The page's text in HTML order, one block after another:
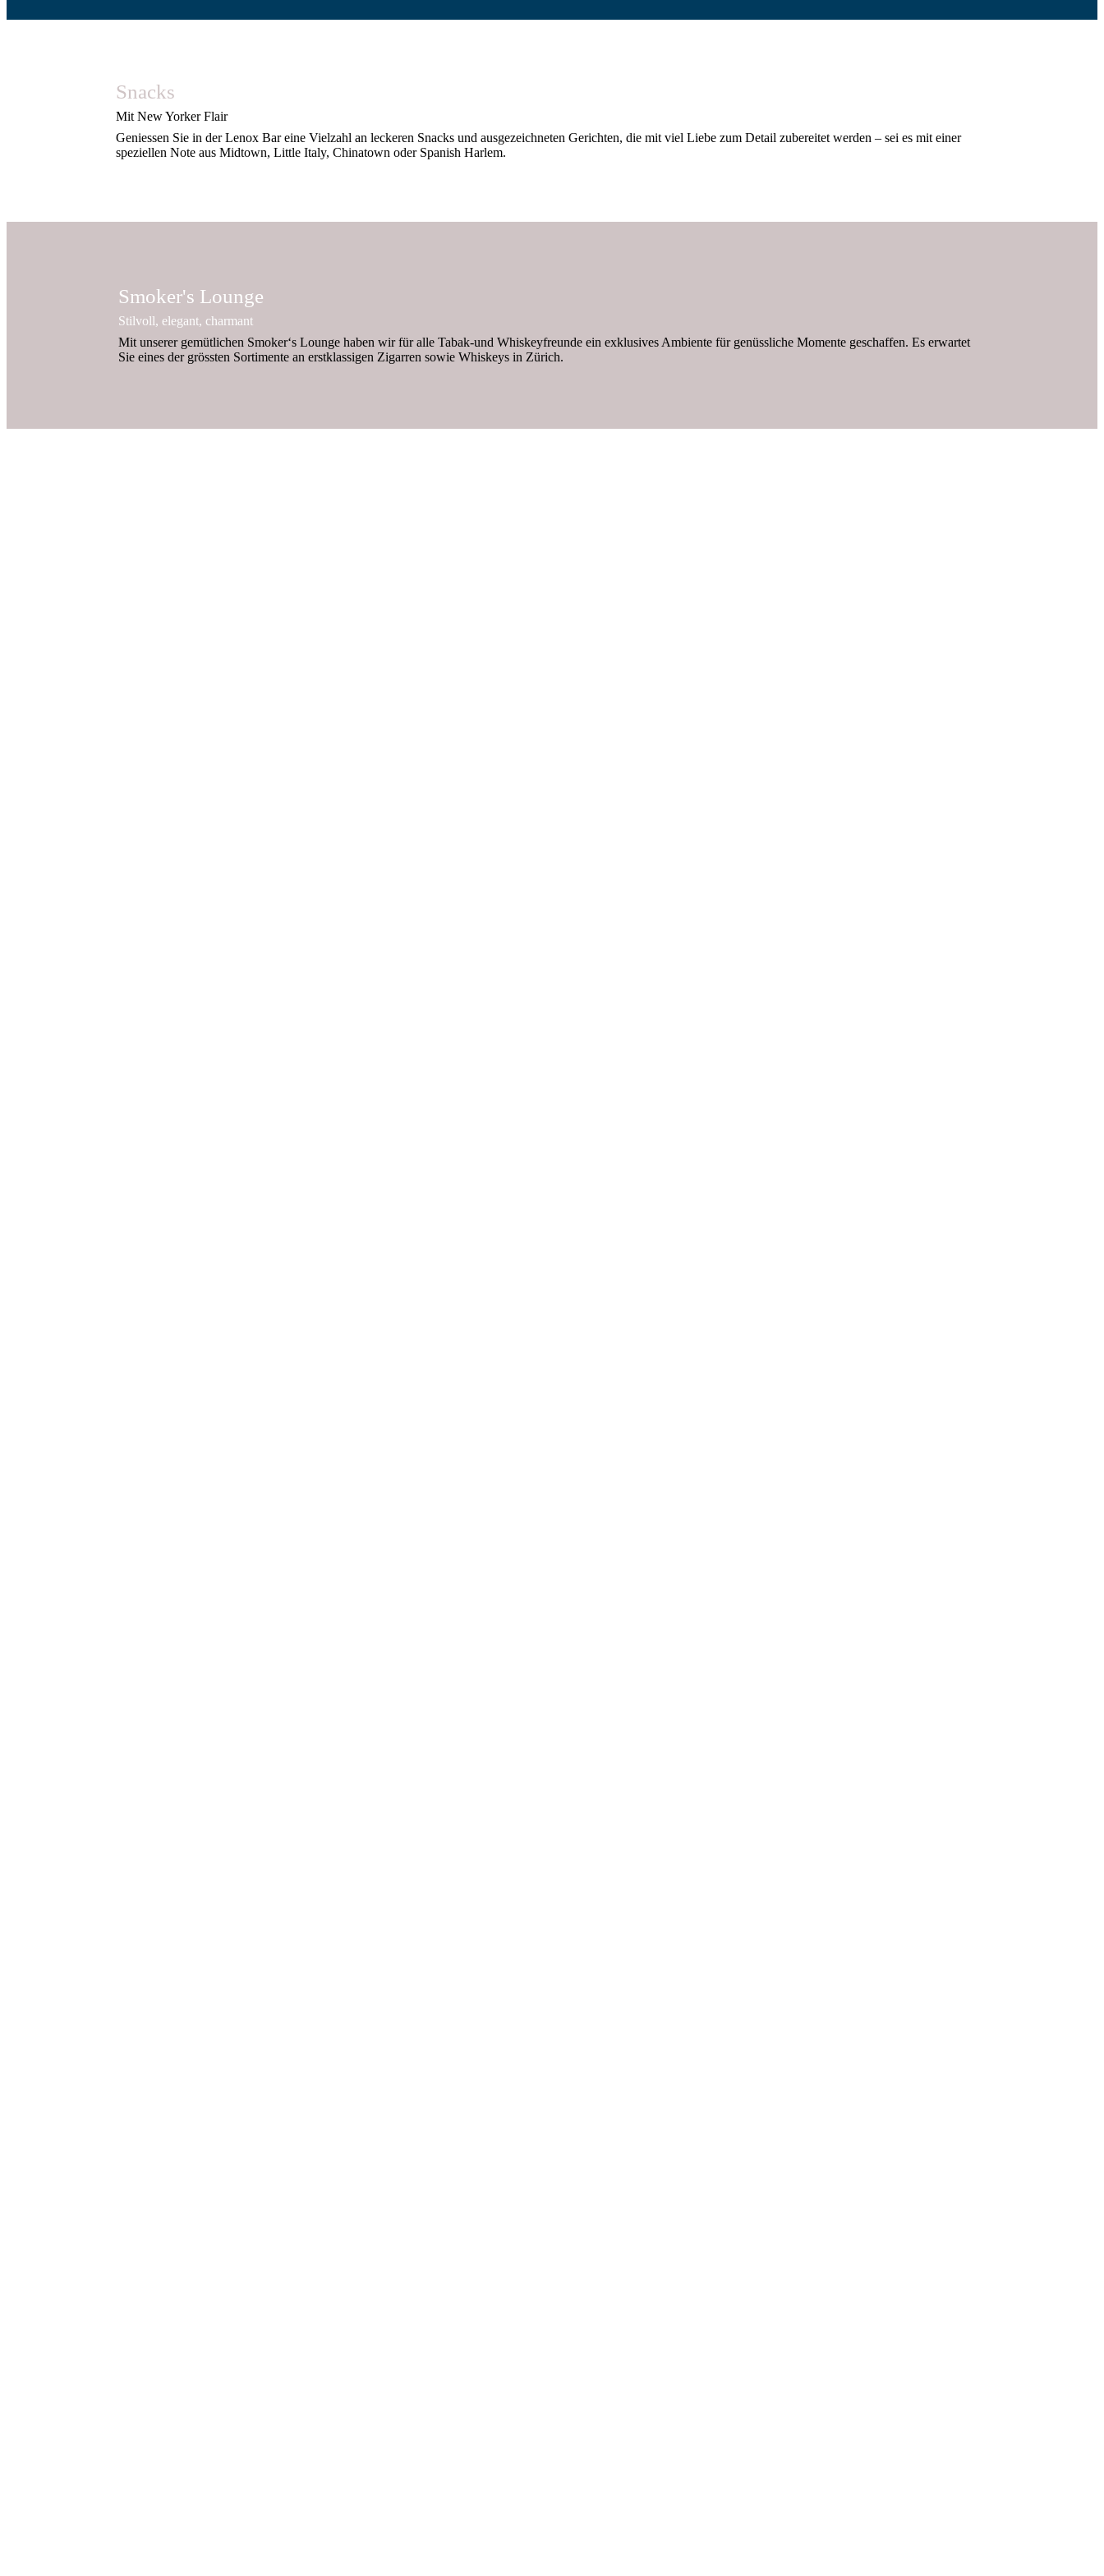
Snacks
Mit New Yorker Flair
Geniessen Sie in der Lenox Bar eine Vielzahl an leckeren Snacks und ausgezeichneten Gerichten, die mit viel Liebe zum Detail zubereitet werden – sei es mit einer
speziellen Note aus Midtown, Little Italy, Chinatown oder Spanish Harlem.
Smoker's Lounge
Stilvoll, elegant, charmant
Mit unserer gemütlichen Smoker‘s Lounge haben wir für alle Tabak-und Whiskeyfreunde ein exklusives Ambiente für genüssliche Momente geschaffen. Es erwartet
Sie eines der grössten Sortimente an erstklassigen Zigarren sowie Whiskeys in Zürich.